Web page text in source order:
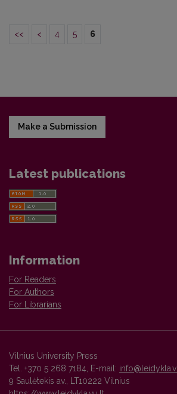
<< < 4 5 6
Make a Submission
Latest publications
Information
For Readers
For Authors
For Librarians
Vilnius University Press
Tel. +370 5 268 7184, E-mail:
9 Saulėtekis av., LT10222 Vilnius